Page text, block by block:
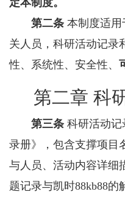
定本制度。
第二条 本制度适用
关人员，科研活动记录
性、系统性、安全性、
第二章 科
第三条 科研活动
录册》，包含支撑项目
与人员、活动内容详细
题记录与凯时88kb88